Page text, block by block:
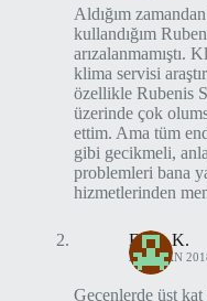
Aldığım
kullandığım
arızalanmamıştı.
klima servisi
özellikle Rubenis
üzerinde çok
ettim. Ama tüm
gibi gecikmeli,
problemleri bana
hizmetlerinden
Ergin K.
27 NISAN
Geçenlerde üst